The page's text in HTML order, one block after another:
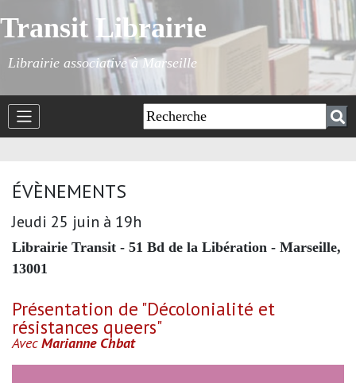
Transit Librairie
Librairie associative à Marseille
ÉVÈNEMENTS
Jeudi 25 juin à 19h
Librairie Transit - 51 Bd de la Libération - Marseille,
13001
Présentation de "Décolonialité et
résistances queers"
AvecMarianne Chbat